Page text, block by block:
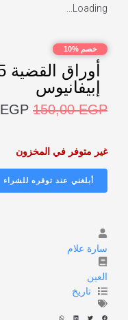
Loading...
خصم %10
إبيفانيوس
150,00EGP
EGP
غير متوفر في المخزون
سارة علام
العين
تاريخ